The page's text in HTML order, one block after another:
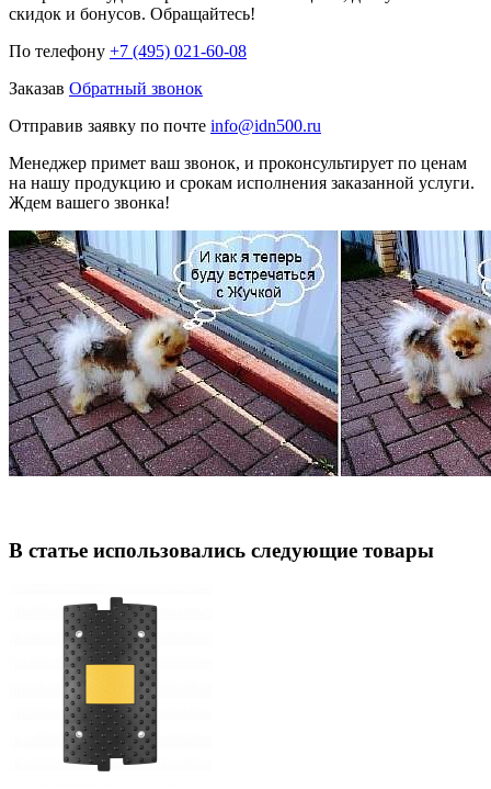
скидок и бонусов. Обращайтесь!
По телефону +7 (495) 021-60-08
Заказав Обратный звонок
Отправив заявку по почте info@idn500.ru
Менеджер примет ваш звонок, и проконсультирует по ценам
на нашу продукцию и срокам исполнения заказанной услуги.
Ждем вашего звонка!
В статье использовались следующие товары